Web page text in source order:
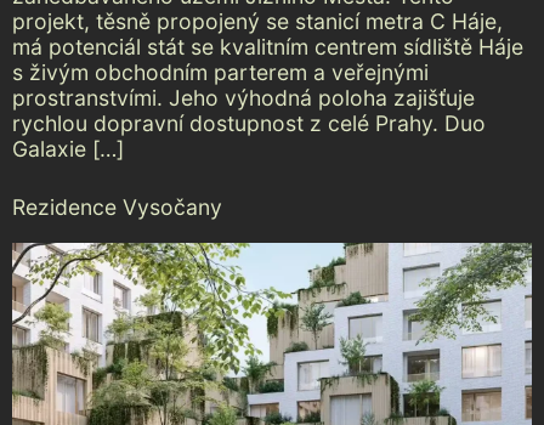
projekt, těsně propojený se stanicí metra C Háje,
má potenciál stát se kvalitním centrem sídliště Háje
s živým obchodním parterem a veřejnými
prostranstvími. Jeho výhodná poloha zajišťuje
rychlou dopravní dostupnost z celé Prahy. Duo
Galaxie […]
Rezidence Vysočany